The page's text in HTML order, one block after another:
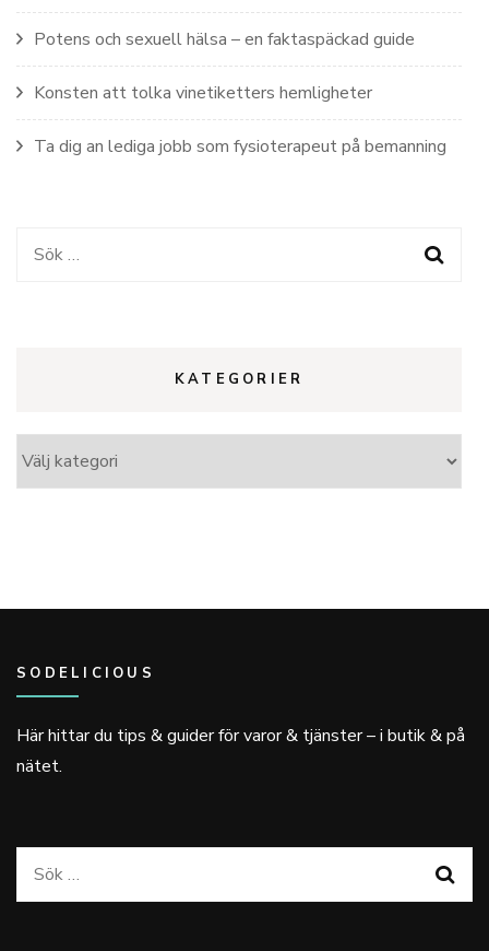
Potens och sexuell hälsa – en faktaspäckad guide
Konsten att tolka vinetiketters hemligheter
Ta dig an lediga jobb som fysioterapeut på bemanning
Sök
KATEGORIER
SODELICIOUS
Här hittar du tips & guider för varor & tjänster – i butik & på
nätet.
Sök
efter: